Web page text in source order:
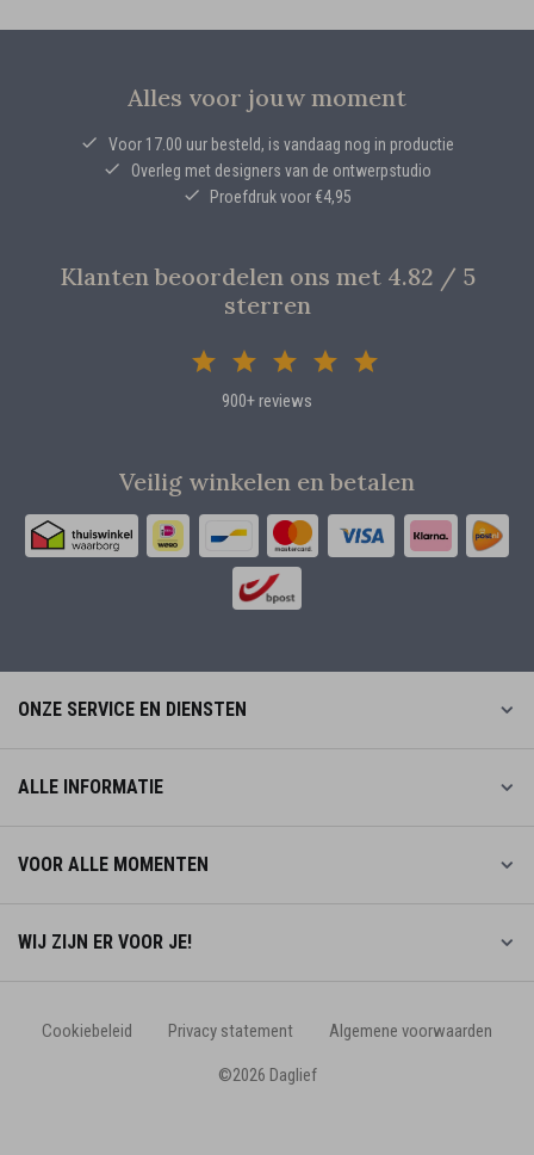
Alles voor jouw moment
Voor 17.00 uur besteld, is vandaag nog in productie
Overleg met designers van de ontwerpstudio
Proefdruk voor €4,95
Klanten beoordelen ons met 4.82 / 5
sterren
900+ reviews
Veilig winkelen en betalen
ONZE SERVICE EN DIENSTEN
ALLE INFORMATIE
VOOR ALLE MOMENTEN
WIJ ZIJN ER VOOR JE!
Cookiebeleid Privacy statement Algemene voorwaarden
©2026 Daglief